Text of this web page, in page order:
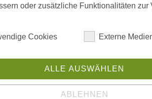
Darstellung zu erhalten.
oder zusätzliche Funktionalitäten zur
Cookies Externe
ALLE AUSWÄHLEN
ABLEHNEN